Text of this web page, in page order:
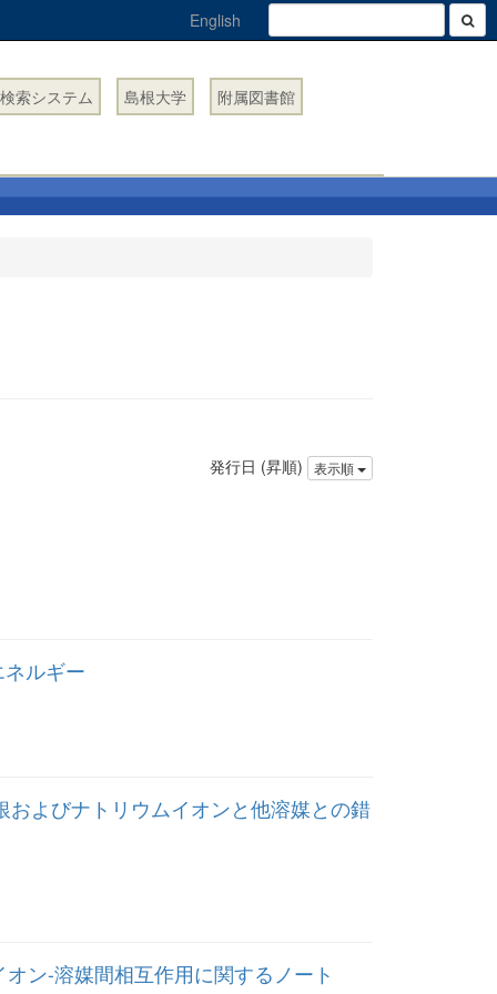
English
索システム 島根大学 附属図書館
発行日 (昇順) 表示順
ルギー
よびナトリウムイオンと他溶媒との錯
ン-溶媒間相互作用に関するノート